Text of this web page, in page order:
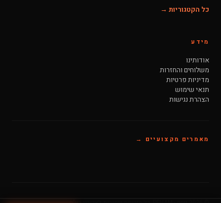
כל הקטגוריות →
מידע
אודותינו
משלוחים והחזרות
מדיניות פרטיות
תנאי שימוש
הצהרת נגישות
מאמרים מקצועיים →